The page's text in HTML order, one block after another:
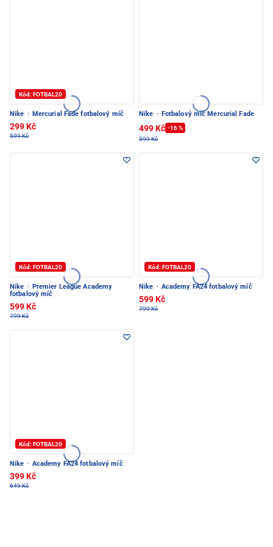
Kód: FOTBAL20
Nike · Mercurial Fade fotbalový míč
299 Kč
599 Kč
Nike · Fotbalový míč Mercurial Fade
499 Kč -16 %
599 Kč
Kód: FOTBAL20
Nike · Premier League Academy
fotbalový míč
599 Kč
799 Kč
Kód: FOTBAL20
Nike · Academy FA24 fotbalový míč
599 Kč
799 Kč
Kód: FOTBAL20
Nike · Academy FA24 fotbalový míč
399 Kč
649 Kč